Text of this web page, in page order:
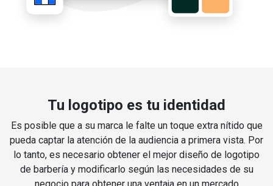
Tu logotipo es tu identidad
Es posible que a su marca le falte un toque extra nítido que
pueda captar la atención de la audiencia a primera vista. Por
lo tanto, es necesario obtener el mejor diseño de logotipo
de barbería y modificarlo según las necesidades de su